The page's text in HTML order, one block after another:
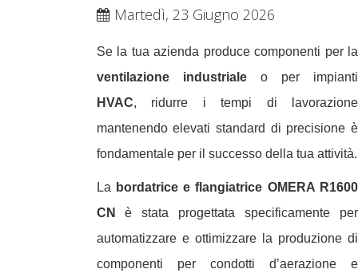
Martedì, 23 Giugno 2026
Se la tua azienda produce componenti per la
ventilazione industrialeo per impianti
HVAC, ridurre i tempi di lavorazione
mantenendo elevati standard di precisione è
fondamentale per il successo della tua attività.
La bordatrice e flangiatrice OMERA R1600
CN
è stata progettata specificamente per
automatizzare e ottimizzare la produzione di
componenti per condotti d’aerazione e